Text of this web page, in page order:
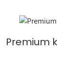
Premium